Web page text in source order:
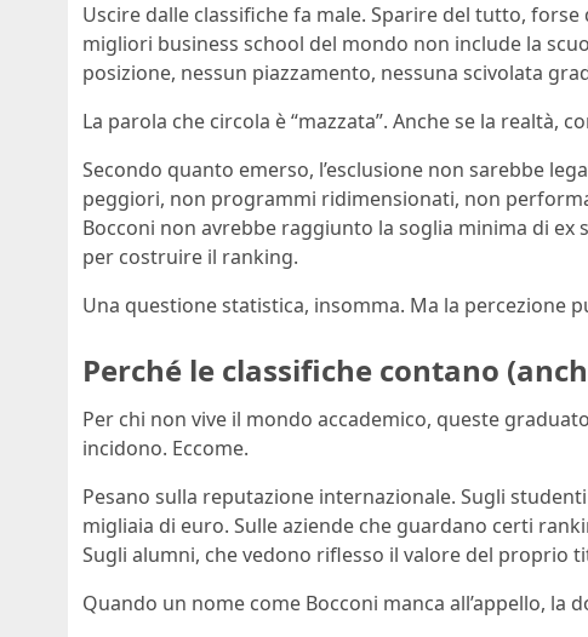
Uscire dalle classifiche fa male. Sparire del tutto, forse
migliori business school del mondo non include la
posizione, nessun piazzamento, nessuna scivolata
La parola che circola è “mazzata”. Anche se la realtà,
Secondo quanto emerso, l’esclusione non sarebbe
peggiori, non programmi ridimensionati, non
Bocconi non avrebbe raggiunto la soglia minima di
per costruire il ranking.
Una questione statistica, insomma. Ma la percezione
Perché le classifiche contano
Per chi non vive il mondo accademico, queste
incidono. Eccome.
Pesano sulla reputazione internazionale. Sugli
migliaia di euro. Sulle aziende che guardano certi
Sugli alumni, che vedono riflesso il valore del proprio
Quando un nome come Bocconi manca all’appello, la